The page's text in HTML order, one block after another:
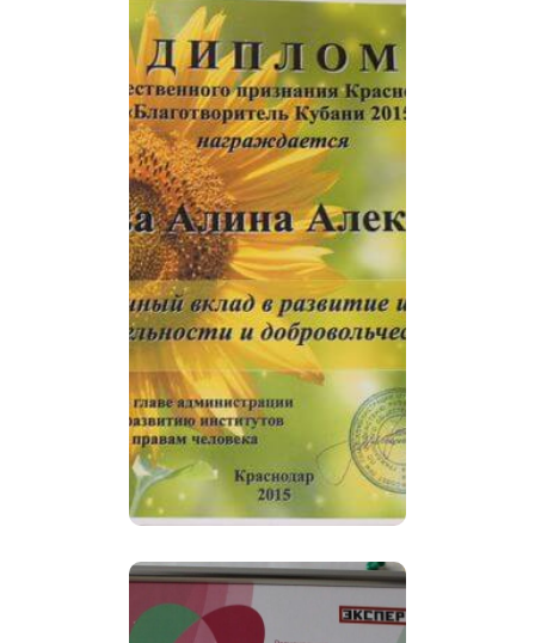
Генеральный директор
АНО «Синяя птица»
Скворцова Алина стала
лауреатом
общественного
признания
Краснодарского края
«Благотворитель
Кубани-2015» за
большой личный вклад
за развитие и
популяризацию
благотворительности и
добровольчества на
Кубани.
На вручение